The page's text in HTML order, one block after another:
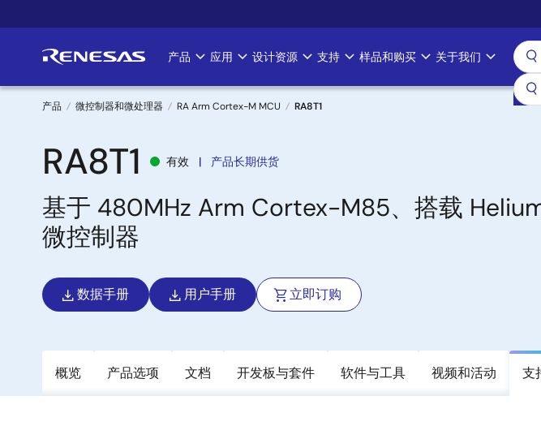
转
要
Main
navigation
产品 应用 设计资源 支持 样品和购买 关于我们
面
包
屑
产品 微控制器和微处理器 RA Arm Cortex-M MCU RA8T1
RA8T1 有效 产品长期供货
基于 480MHz Arm Cortex-M85、搭载
微控制器
数据手册 用户手册 立即订购
概览 产品选项 文档 开发板与套件 软件与工具 视频和活动 支